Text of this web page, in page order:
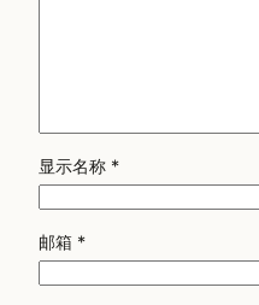
显示名称 *
邮箱 *